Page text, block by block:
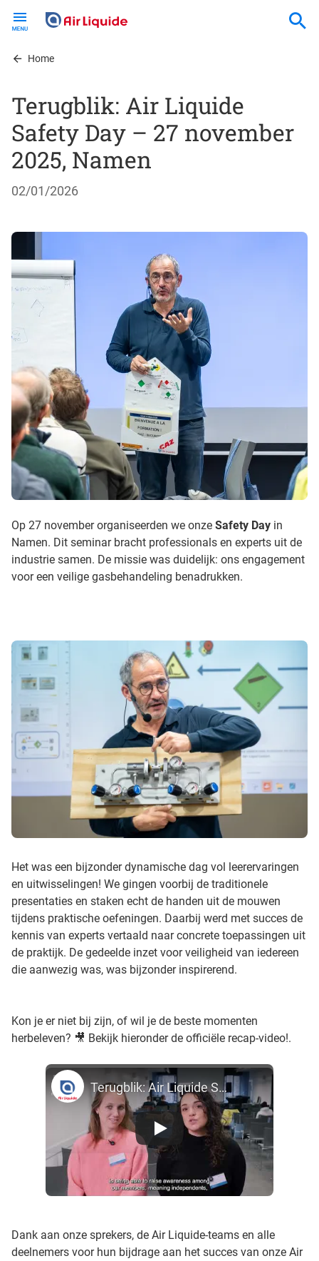
contentHome
Terugblik: Air Liquide
Safety Day – 27 november
2025, Namen
02/01/2026
Op 27 november organiseerden we onze Safety Day in
Namen. Dit seminar bracht professionals en experts uit de
industrie samen. De missie was duidelijk: ons engagement
voor een veilige gasbehandeling benadrukken.
Het was een bijzonder dynamische dag vol leerervaringen
en uitwisselingen! We gingen voorbij de traditionele
presentaties en staken echt de handen uit de mouwen
tijdens praktische oefeningen. Daarbij werd met succes de
kennis van experts vertaald naar concrete toepassingen uit
de praktijk. De gedeelde inzet voor veiligheid van iedereen
die aanwezig was, was bijzonder inspirerend.
Kon je er niet bij zijn, of wil je de beste momenten
herbeleven? 🎥 Bekijk hieronder de officiële recap-video!.
Terugblik: Air Liquide Safety Day – 27 november, Namen
Dank aan onze sprekers, de Air Liquide-teams en alle
deelnemers voor hun bijdrage aan het succes van onze Air